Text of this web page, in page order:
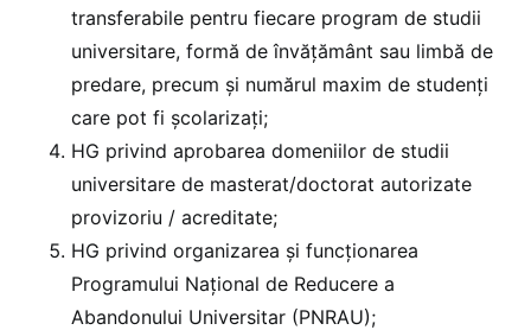
transferabile pentru fiecare program de studii
universitare, formă de învăţământ sau limbă de
predare, precum şi numărul maxim de studenţi
care pot fi şcolarizaţi;
HG privind aprobarea domeniilor de studii
universitare de masterat/doctorat autorizate
provizoriu / acreditate;
HG privind organizarea și funcționarea
Programului Național de Reducere a
Abandonului Universitar (PNRAU);